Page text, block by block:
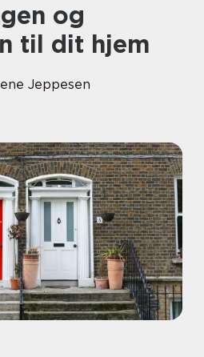
og
til dit hjem
Jeppesen